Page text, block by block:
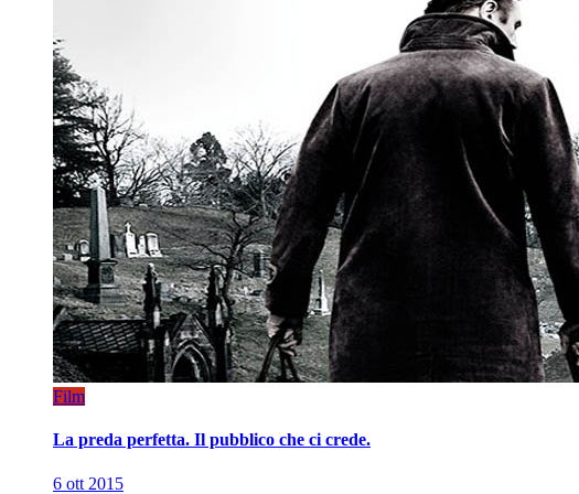
Film
La preda perfetta. Il pubblico che ci crede.
6 ott 2015